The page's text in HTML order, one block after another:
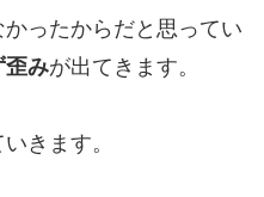
ったからだと思ってい
歪みが出てきます。
きます。